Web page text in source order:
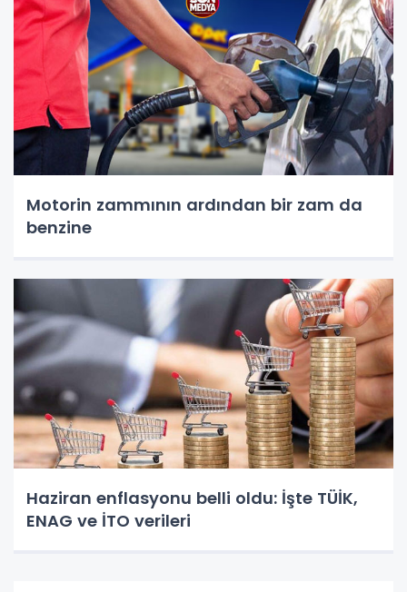
Motorin zammının ardından bir zam da
benzine
Haziran enflasyonu belli oldu: İşte TÜİK,
ENAG ve İTO verileri